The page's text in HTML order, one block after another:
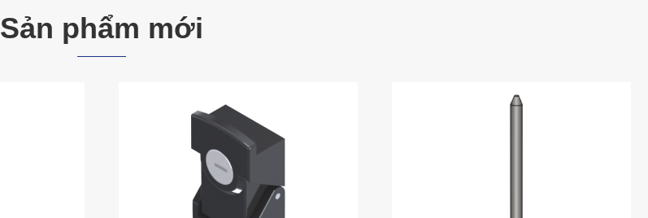
Sản phẩm mới